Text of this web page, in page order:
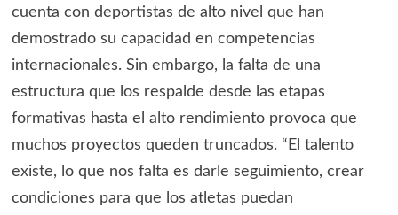
cuenta con deportistas de alto nivel que han
demostrado su capacidad en competencias
internacionales. Sin embargo, la falta de una
estructura que los respalde desde las etapas
formativas hasta el alto rendimiento provoca que
muchos proyectos queden truncados. “El talento
existe, lo que nos falta es darle seguimiento, crear
condiciones para que los atletas puedan